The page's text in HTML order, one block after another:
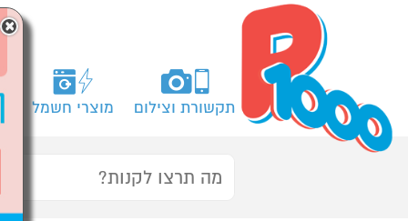
תקשורת וצילום מוצרי חשמל
×